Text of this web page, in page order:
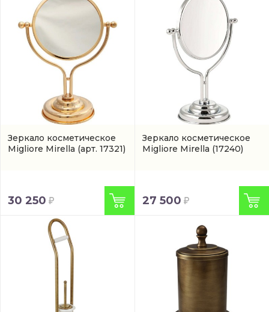
Зеркало косметическое
Migliore Mirella (арт. 17321)
30 250
Зеркало косметическое
Migliore Mirella (17240)
27 500